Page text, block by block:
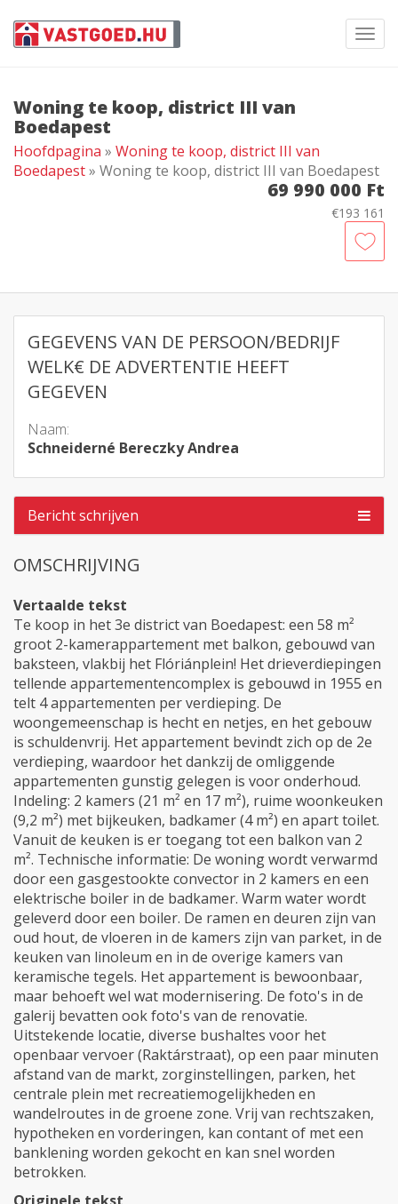
Woning te koop, district III van
Boedapest
Hoofdpagina » Woning te koop, district III van
Boedapest» Woning te koop, district III van Boedapest
69 990 000 Ft
€193 161
GEGEVENS VAN DE PERSOON/BEDRIJF
WELK€ DE ADVERTENTIE HEEFT
GEGEVEN
Naam:
Schneiderné Bereczky Andrea
Bericht schrijven
OMSCHRIJVING
Vertaalde tekst
Te koop in het 3e district van Boedapest: een 58 m²
groot 2-kamerappartement met balkon, gebouwd van
baksteen, vlakbij het Flóriánplein! Het drieverdiepingen
tellende appartementencomplex is gebouwd in 1955 en
telt 4 appartementen per verdieping. De
woongemeenschap is hecht en netjes, en het gebouw
is schuldenvrij. Het appartement bevindt zich op de 2e
verdieping, waardoor het dankzij de omliggende
appartementen gunstig gelegen is voor onderhoud.
Indeling: 2 kamers (21 m² en 17 m²), ruime woonkeuken
(9,2 m²) met bijkeuken, badkamer (4 m²) en apart toilet.
Vanuit de keuken is er toegang tot een balkon van 2
m². Technische informatie: De woning wordt verwarmd
door een gasgestookte convector in 2 kamers en een
elektrische boiler in de badkamer. Warm water wordt
geleverd door een boiler. De ramen en deuren zijn van
oud hout, de vloeren in de kamers zijn van parket, in de
keuken van linoleum en in de overige kamers van
keramische tegels. Het appartement is bewoonbaar,
maar behoeft wel wat modernisering. De foto's in de
galerij bevatten ook foto's van de renovatie.
Uitstekende locatie, diverse bushaltes voor het
openbaar vervoer (Raktárstraat), op een paar minuten
afstand van de markt, zorginstellingen, parken, het
centrale plein met recreatiemogelijkheden en
wandelroutes in de groene zone. Vrij van rechtszaken,
hypotheken en vorderingen, kan contant of met een
banklening worden gekocht en kan snel worden
betrokken.